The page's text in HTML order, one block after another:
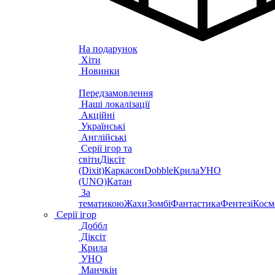
На подарунок
Хіти
Новинки
Передзамовлення
Наші локалізації
Акційні
Українські
Англійські
Серії ігор та
світиДіксіт
(Dixit)КаркасонDobbleКрилаУНО
(UNO)Катан
За
тематикоюЖахиЗомбіФантастикаФентезі
Серії ігор
Доббл
Діксіт
Крила
УНО
Манчкін